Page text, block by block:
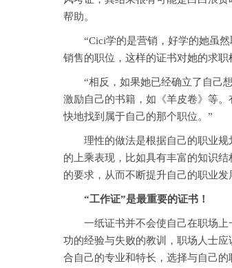
帮助。
“Cici学的是营销，好学的她虽然
销售的职位，这样的证书对她的求职
“相反，如果她已经确立了自己想
激励自己的书籍，如《羊皮卷》等
快地找到属于自己的那个职位。”
理性的做法是根据自己的职业规划
的上乘表现，比如具有丰富的知识
的要求，从而不断提升自己的职业
“工作证”是最重要的证书！
一纸证书并不会使自己在职场上一
功的经验与失败的教训，职场人士
合自己的专业和特长，选择与自己